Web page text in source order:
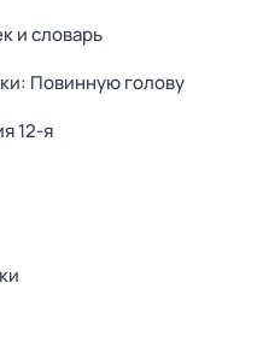
и словарь
Повинную голову
12-я